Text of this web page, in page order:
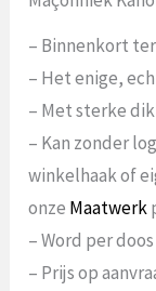
– Binnenkort
– Het enige,
– Met sterke
– Kan zonder
winkelhaak of
onze Maatwerk
– Word per
– Prijs op